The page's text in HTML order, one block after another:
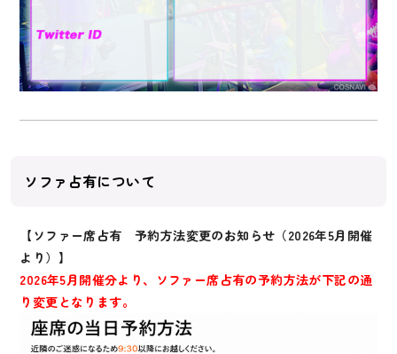
ソファ占有について
【ソファー席占有 予約方法変更のお知らせ（2026年5月開催
より）】
2026年5月開催分より、ソファー席占有の予約方法が下記の通
り変更となります。